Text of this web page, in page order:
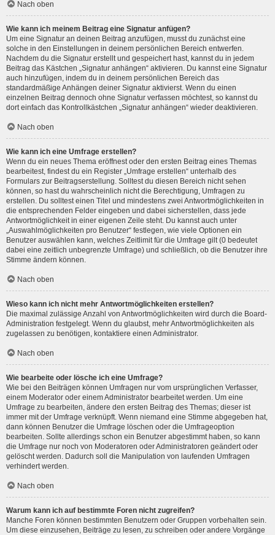
Nach oben
Wie kann ich meinem Beitrag eine Signatur anfügen?
Um eine Signatur an deinen Beitrag anzufügen, musst du zunächst eine
solche in den Einstellungen in deinem persönlichen Bereich entwerfen.
Nachdem du die Signatur erstellt und gespeichert hast, kannst du in jedem
Beitrag das Kästchen „Signatur anhängen“ aktivieren. Du kannst eine Signatur
auch hinzufügen, indem du in deinem persönlichen Bereich das
standardmäßige Anhängen deiner Signatur aktivierst. Wenn du einen
einzelnen Beitrag dennoch ohne Signatur verfassen möchtest, so kannst du
dort einfach das Kontrollkästchen „Signatur anhängen“ wieder deaktivieren.
Nach oben
Wie kann ich eine Umfrage erstellen?
Wenn du ein neues Thema eröffnest oder den ersten Beitrag eines Themas
bearbeitest, findest du ein Register „Umfrage erstellen“ unterhalb des
Formulars zur Beitragserstellung. Solltest du diesen Bereich nicht sehen
können, so hast du wahrscheinlich nicht die Berechtigung, Umfragen zu
erstellen. Du solltest einen Titel und mindestens zwei Antwortmöglichkeiten in
die entsprechenden Felder eingeben und dabei sicherstellen, dass jede
Antwortmöglichkeit in einer eigenen Zeile steht. Du kannst auch unter
„Auswahlmöglichkeiten pro Benutzer“ festlegen, wie viele Optionen ein
Benutzer auswählen kann, welches Zeitlimit für die Umfrage gilt (0 bedeutet
dabei eine zeitlich unbegrenzte Umfrage) und schließlich, ob die Benutzer ihre
Stimme ändern können.
Nach oben
Wieso kann ich nicht mehr Antwortmöglichkeiten erstellen?
Die maximal zulässige Anzahl von Antwortmöglichkeiten wird durch die Board-
Administration festgelegt. Wenn du glaubst, mehr Antwortmöglichkeiten als
zugelassen zu benötigen, kontaktiere einen Administrator.
Nach oben
Wie bearbeite oder lösche ich eine Umfrage?
Wie bei den Beiträgen können Umfragen nur vom ursprünglichen Verfasser,
einem Moderator oder einem Administrator bearbeitet werden. Um eine
Umfrage zu bearbeiten, ändere den ersten Beitrag des Themas; dieser ist
immer mit der Umfrage verknüpft. Wenn niemand eine Stimme abgegeben hat,
dann können Benutzer die Umfrage löschen oder die Umfrageoption
bearbeiten. Sollte allerdings schon ein Benutzer abgestimmt haben, so kann
die Umfrage nur noch von Moderatoren oder Administratoren geändert oder
gelöscht werden. Dadurch soll die Manipulation von laufenden Umfragen
verhindert werden.
Nach oben
Warum kann ich auf bestimmte Foren nicht zugreifen?
Manche Foren können bestimmten Benutzern oder Gruppen vorbehalten sein.
Um diese einzusehen, Beiträge zu lesen, zu schreiben oder andere Vorgänge